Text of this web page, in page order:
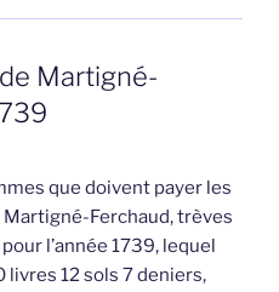
Martigné-
que doivent payer les
Ferchaud, trèves
l’année 1739, lequel
livres 12 sols 7 deniers,